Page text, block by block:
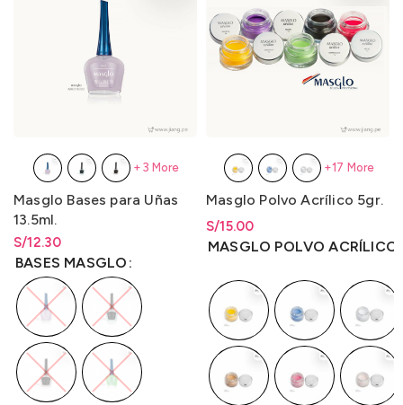
Masglo Bases para Uñas
13.5ml.
S/12.30
Rango de precios: desde
S/12.30 hastaS/12.30
BASES MASGLO
+3 More
Masglo Polvo Acrílico 5gr.
S/15.00
Rango de precios: desde
S/15.00 hastaS/15.00
MASGLO POLVO ACRÍLICO
+17 More